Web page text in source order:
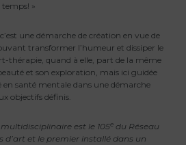
»
une démarche de création en vue de
transformer l’humeur et dissiper le
thérapie, quand à elle, part de la même
et son exploration, mais ici guidée
santé mentale dans une démarche
objectifs définis.
est le 105e du Réseau
d’art et le premier installé dans un